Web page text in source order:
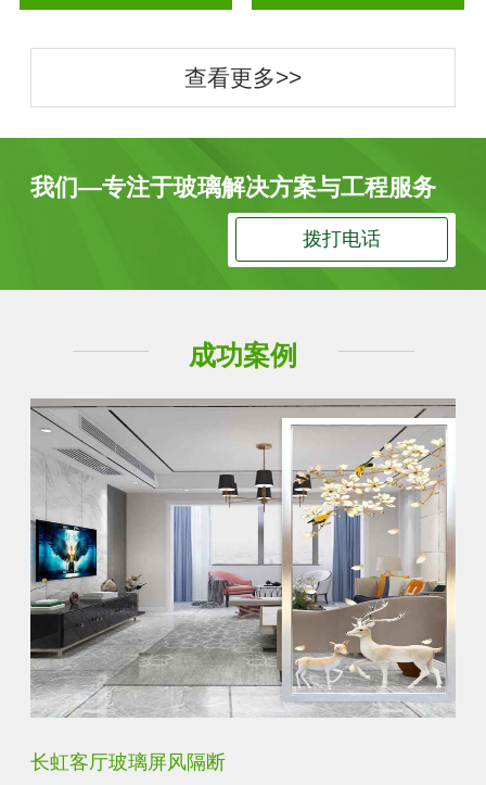
查看更多>>
我们—专注于玻璃解决方案与工程服务
拨打电话
成功案例
夹丝夹胶夹绢玻璃屏风